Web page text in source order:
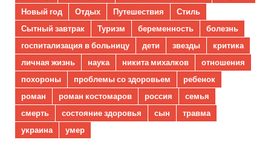
Новый год
Отдых Путешествия
Стиль
Сытный завтрак
Туризм беременность
болезнь
госпитализация в больницу
дети звезды
критика
личная жизнь
наука никита михалков
отношения
похороны
проблемы со здоровьем
ребенок
роман
роман костомаров россия
семья
смерть
состояние здоровья сын
травма
украина
умер